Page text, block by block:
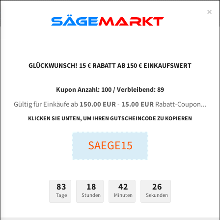
TECHINWEST 466 TSA für 5700 mm Bi-Metall
Bandsägeblätter
Länge (mm):
Stärken + Zahnteilung:
mm
ABOUTS
ENGLISH
Bi-Metall Meterware
Fleischerei Bandsägeblätter
Bandmesser Glatt Meterware
Konvex Meterware
×
GLÜCKWUNSCH! 15 € RABATT AB 150 € EINKAUFSWERT
Kupon Anzahl: 100 / Verbleibend: 89
Gültig für Einkäufe ab150.00 EUR- 15.00 EURRabatt-Coupon...
KLICKEN SIE UNTEN, UM IHREN GUTSCHEINCODE ZU KOPIEREN
SAEGE15
83
Tage
18
Stunden
42
Minuten
25
Sekunden